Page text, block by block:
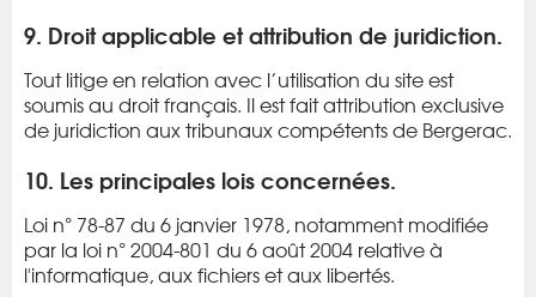
9. Droit applicable et attribution de juridiction.
Tout litige en relation avec l’utilisation du site est
soumis au droit français. Il est fait attribution exclusive
de juridiction aux tribunaux compétents de Bergerac.
10. Les principales lois concernées.
Loi n° 78-87 du 6 janvier 1978, notamment modifiée
par la loi n° 2004-801 du 6 août 2004 relative à
l'informatique, aux fichiers et aux libertés.